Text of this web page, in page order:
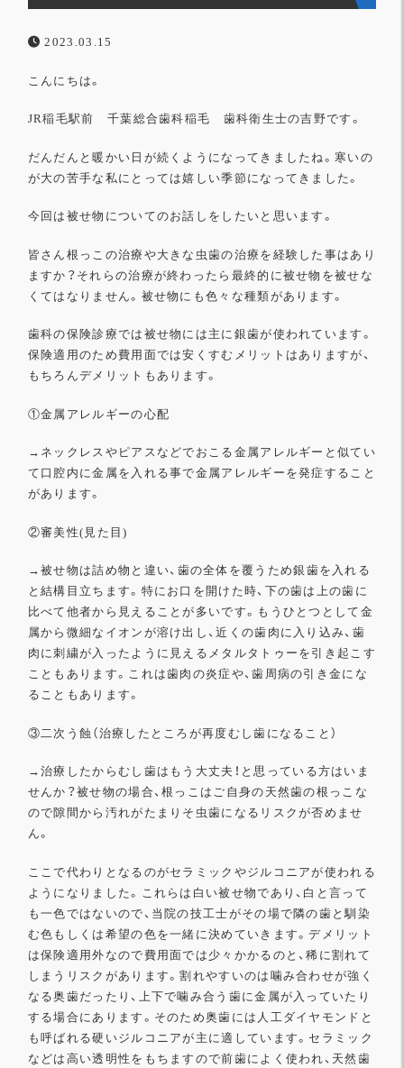
2023.03.15
こんにちは。
JR稲毛駅前 千葉総合歯科稲毛 歯科衛生士の吉野です。
だんだんと暖かい日が続くようになってきましたね。 寒いの
が大の苦手な私にとっては嬉しい季節になってきました。
今回は被せ物についてのお話しをしたいと思います。
皆さん根っこの治療や大きな虫歯の治療を経験した事はあり
ますか ？ それらの治療が終わったら最終的に被せ物を被せな
くてはなりませ ん。被せ物にも色々な種類があります。
歯科の保険診療では被せ物には主に銀歯が使われています。
保険適用のため費用面では安くすむメリットはありますが、
もちろんデメリットもあります。
①金属アレルギーの心配
→ ネックレスやピアスなどでおこる金属アレルギーと似てい
て口腔 内に金属を入れる事で金属アレルギーを発症すること
があります。
②審美性( 見た目)
→被せ物は詰め物と違い、 歯の全体を覆うため銀歯を入れる
と結構目立ちます。 特にお口を開けた時、 下の歯は上の歯に
比べて他者から見えることが多いです。 もうひとつとして金
属から微細なイオンが溶け出し、近くの歯肉に入り込み、 歯
肉に刺繍が入ったように見えるメタルタトゥーを引き起こす
こと もあります。これは歯肉の炎症や、歯周病の引き金にな
ることもあります。
③二次う蝕（治療したところが再度むし歯になること）
→治療したからむし歯はもう大丈夫！ と思っている方はいま
せんか？被せ物の場合、根っこはご自身の天然歯の根っこな
ので隙間から汚れがたまりそ虫歯になるリスクが否めませ
ん。
ここで代わりとなるのがセラミックやジルコニアが使われる
ように なりました。これらは白い被せ物であり、 白と言って
も一色ではないので、 当院の技工士がその場で隣の歯と馴染
む色もしくは希望の色を一緒 に決めていきます。デメリット
は保険適用外なので費用面では少々かかるのと、稀に割れて
しまうリスクがあります。割れやすいのは噛み合わせが強く
なる奥歯だったり、
上下で噛み合う歯に金属が入っていたり
する場合にあります。 そのため奥歯には人工ダイヤモンドと
も呼ばれる硬いジルコニアが 主に適しています。 セラミック
などは高い透明性をもちますので前歯によく使われ、 天然歯